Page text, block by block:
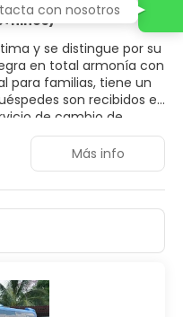
y se distingue por su
en total armonía con
para familias, tiene un
son recibidos en
de cambio de
El hotel cuenta con un
además de bar y
de sala de
en viaje de negocios,
Más info
con nosotros